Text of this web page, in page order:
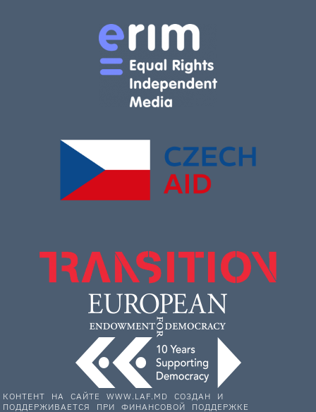
КОНТЕНТ НА САЙТЕ WWW.LAF.MD СОЗДАН И
ПОДДЕРЖИВАЕТСЯ ПРИ ФИНАНСОВОЙ ПОДДЕРЖКЕ